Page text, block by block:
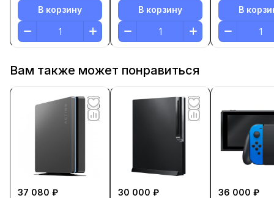
В корзину В корзину В
Вам также может понравиться
37 080 ₽
30 000 ₽
36 000 ₽